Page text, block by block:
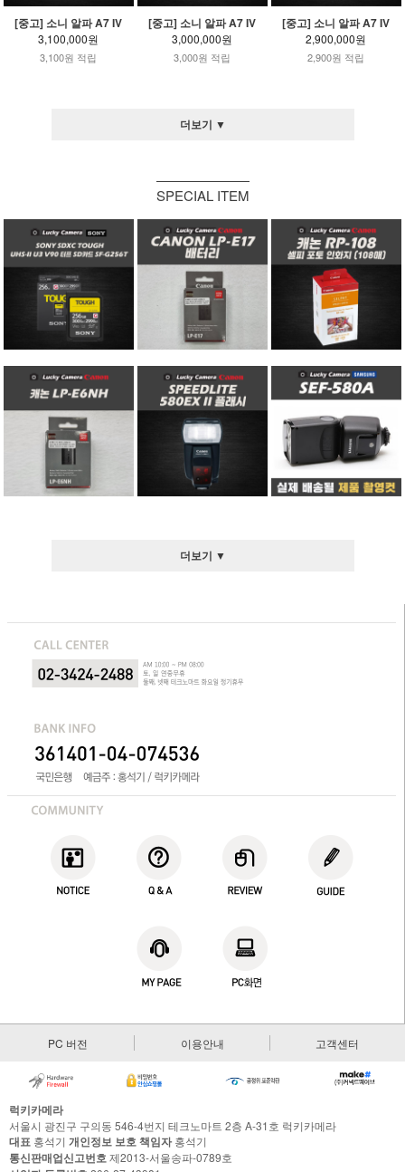
[중고] 소니 알파 A7 IV
3,100,000원
3,100원 적립
[중고] 소니 알파 A7 IV
3,000,000원
3,000원 적립
[중고] 소니 알파 A7 IV
2,900,000원
2,900원 적립
더보기 ▼
SPECIAL ITEM
더보기 ▼
PC 버전 이용안내 고객센터
럭키카메라
서울시 광진구 구의동 546-4번지 테크노마트 2층 A-31호 럭키카메라
대표 홍석기 개인정보 보호 책임자홍석기
통신판매업신고번호제2013-서울송파-0789호